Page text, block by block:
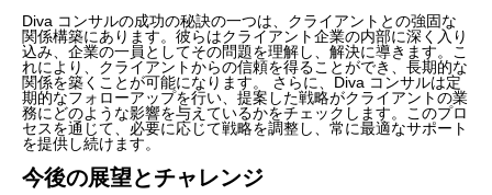
Diva コンサルの成功の秘訣の一つは、クライアントとの強固な
関係構築にあります。彼らはクライアント企業の内部に深く入り
込み、企業の一員としてその問題を理解し、解決に導きます。こ
れにより、クライアントからの信頼を得ることができ、長期的な
関係を築くことが可能になります。 さらに、Diva コンサルは定
期的なフォローアップを行い、提案した戦略がクライアントの業
務にどのような影響を与えているかをチェックします。このプロ
セスを通じて、必要に応じて戦略を調整し、常に最適なサポート
を提供し続けます。
今後の展望とチャレンジ